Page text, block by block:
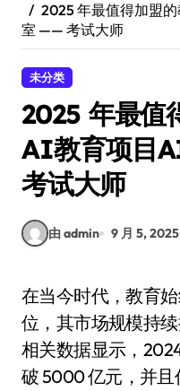
2025 年最值得加盟
室 —— 考试大师
未分类
2025 年最值
AI教育项目
考试大师
由 admin 9 月 5, 2025
在当今时代，教育始终占据着至关重要的地
位，其市场规模持
相关数据显示，
破 5000 亿元，并